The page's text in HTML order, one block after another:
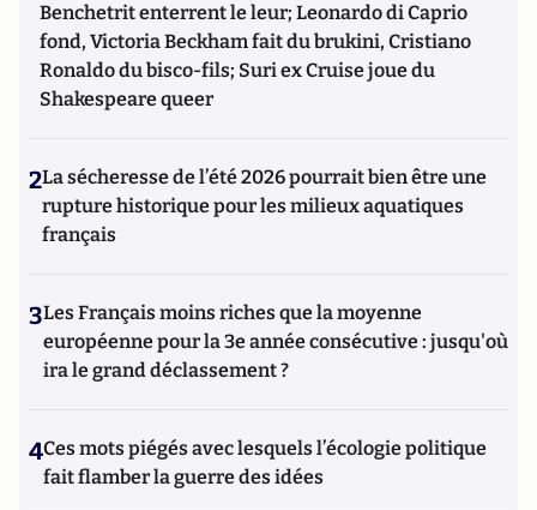
Benchetrit enterrent le leur; Leonardo di Caprio
fond, Victoria Beckham fait du brukini, Cristiano
Ronaldo du bisco-fils; Suri ex Cruise joue du
Shakespeare queer
2La sécheresse de l’été 2026 pourrait bien être une
rupture historique pour les milieux aquatiques
français
3Les Français moins riches que la moyenne
européenne pour la 3e année consécutive : jusqu'où
ira le grand déclassement ?
4Ces mots piégés avec lesquels l’écologie politique
fait flamber la guerre des idées